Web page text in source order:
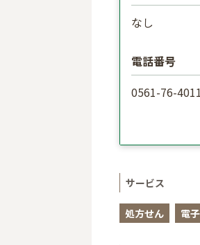
なし
電話番号
0561-76-4011
サービス
処方せん 電